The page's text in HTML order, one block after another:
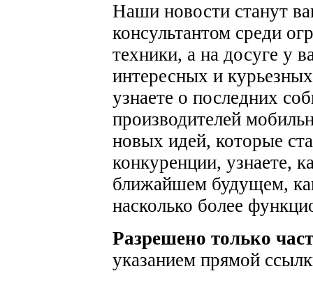
Наши новости станут
консультантом среди
техники, а на досуге у
интересных и
узнаете о последних
производителей
новых идей, которые
конкуренции, узнаете,
ближайшем будущем,
насколько более
Разрешено только
указанием прямой